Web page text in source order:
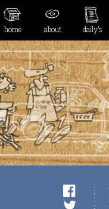
home about daily’s